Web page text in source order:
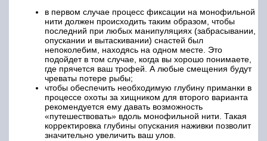
в первом случае процесс фиксации на монофильной
нити должен происходить таким образом, чтобы
последний при любых манипуляциях (забрасывании,
опускании и вытаскивании) снастей был
непоколебим, находясь на одном месте. Это
подойдет в том случае, когда вы хорошо понимаете,
где прячется ваш трофей. А любые смещения будут
чреваты потере рыбы;
чтобы обеспечить необходимую глубину приманки в
процессе охоты за хищником для второго варианта
рекомендуется ему давать возможность
«путешествовать» вдоль монофильной нити. Такая
корректировка глубины опускания наживки позволит
значительно увеличить ваш улов.